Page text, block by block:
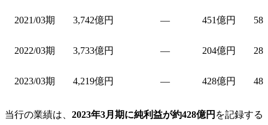
2021/03期 3,742億円 — 451億円
2022/03期 3,733億円 — 204億円
2023/03期 4,219億円 — 428億円
当行の業績は、 2023年3月期に純利益が約428億円 を記録する